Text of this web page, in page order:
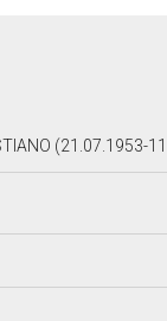
(21.07.1953-